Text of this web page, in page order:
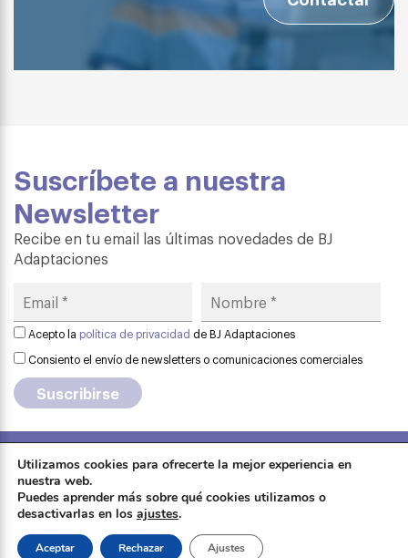
Suscríbete a nuestra
Newsletter
Recibe en tu email las últimas novedades de BJ
Adaptaciones
Acepto la política de privacidad de BJ Adaptaciones
Consiento el envío de newsletters o comunicaciones comerciales
Formación
Tienda
Política de cookies· Contactar
Utilizamos cookies para ofrecerte la mejor experiencia en
nuestra web.
Puedes aprender más sobre qué cookies utilizamos o
desactivarlas en los ajustes.
Aceptar Rechazar Ajustes